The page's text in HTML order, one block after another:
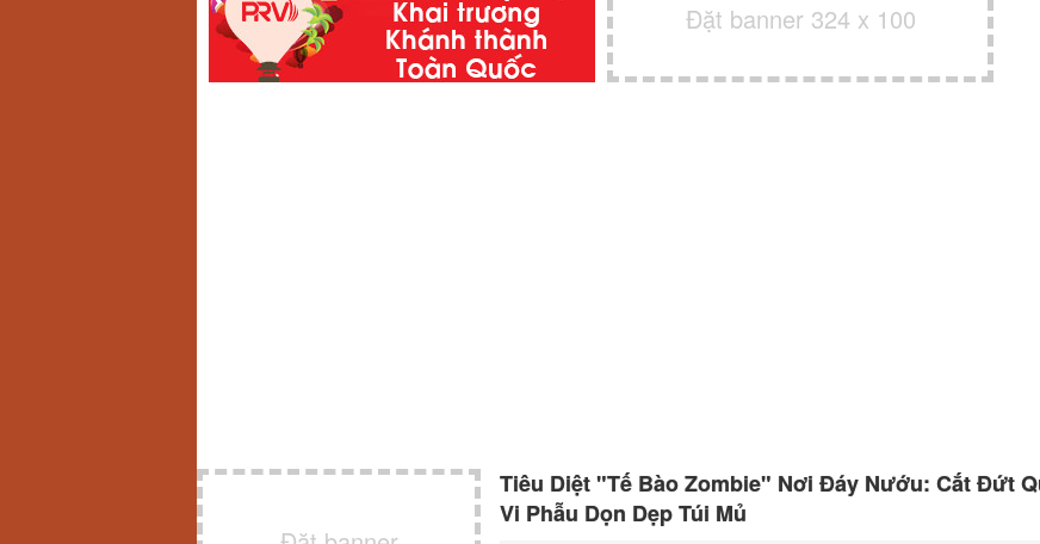
Đặt banner 324 x 100
Tiêu Diệt "Tế Bào Zombie" Nơi Đáy Nướu: Cắt Đứt
Vi Phẫu Dọn Dẹp Túi Mủ